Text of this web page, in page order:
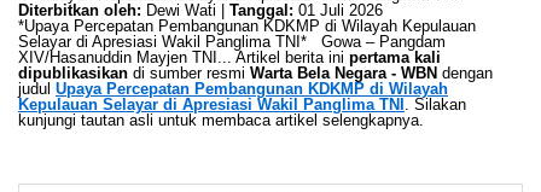
Diterbitkan oleh: Dewi Wati | Tanggal: 01 Juli 2026
*Upaya Percepatan Pembangunan KDKMP di Wilayah Kepulauan
Selayar di Apresiasi Wakil Panglima TNI* Gowa – Pangdam
XIV/Hasanuddin Mayjen TNI... Artikel berita ini pertama kali
dipublikasikan di sumber resmi Warta Bela Negara - WBN dengan
judul Upaya Percepatan Pembangunan KDKMP di Wilayah
Kepulauan Selayar di Apresiasi Wakil Panglima TNI . Silakan
kunjungi tautan asli untuk membaca artikel selengkapnya.